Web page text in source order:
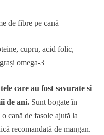
de fibre pe cană
cupru, acid folic,
omega-3
care au fost savurate si
de ani. Sunt bogate în
cană de fasole ajută la
recomandată de mangan.